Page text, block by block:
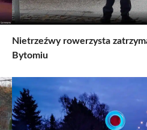
Nietrzeźwy rowerzysta
Bytomiu